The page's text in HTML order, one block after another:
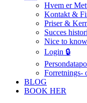
Hvem er
Kontakt &
Priser &
Succes
Nice to
Login 🔒
Forretnings-
BLOG
BOOK HER